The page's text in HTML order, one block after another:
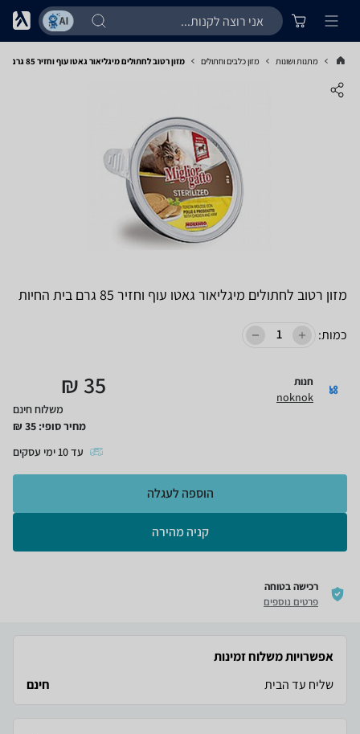
מתנות ושונות מזון כלבים וחתולים מזון רטוב לחתולים מיגליאור גאטו עוף וחזיר 85 גרם בית החיות
מזון רטוב לחתולים מיגליאור גאטו עוף וחזיר 85 גרם בית החיות
כמות:
חנות
noknok
35
₪
משלוח חינם
מחיר סופי: 35
₪
עד10 ימי עסקים
קניה מהירה
הוספה לעגלה
רכישה בטוחה
פרטים נוספים
אפשרויות משלוח זמינות
שליח עד הבית
חינם